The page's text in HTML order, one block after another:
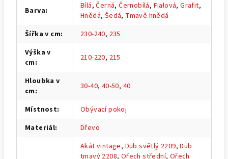
Barva: Bílá,Černá,Černobílá, Fialová,Grafit,
Hnědá, Šedá, Tmavě hnědá
Šířka v cm: 230-240, 235
Výška v
cm: 210-220, 215
Hloubka v
cm: 30-40, 40-50, 40
Místnost:
Obývací pokoj
Materiál: Dřevo
Akát vintage, Dub světlý 2209,Dub
tmavý 2208, Ořech střední, Ořech